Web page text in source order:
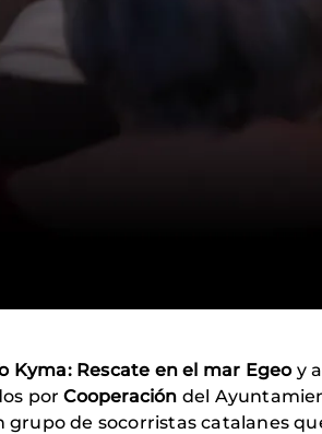
Kyma: Rescate en el mar Egeoy
porCooperación del
grupo de socorristas catalanes